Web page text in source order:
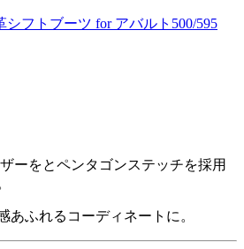
フトブーツ for アバルト500/595
ーをとペンタゴンステッチを採用
あふれるコーディネートに。